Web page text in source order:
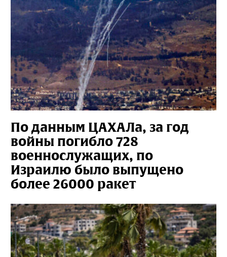
По данным ЦАХАЛа, за год
войны погибло 728
военнослужащих, по
Израилю было выпущено
более 26000 ракет